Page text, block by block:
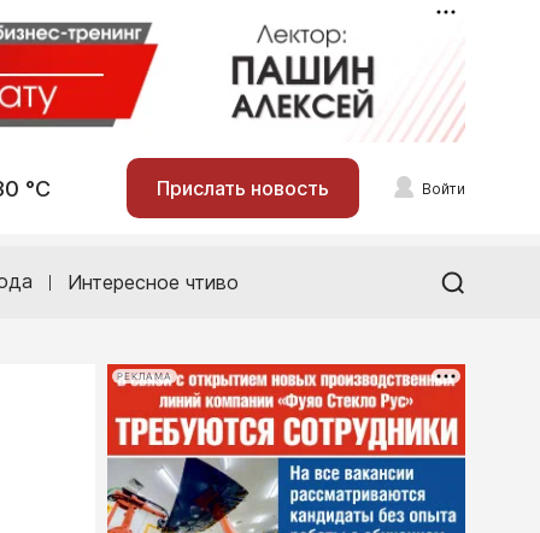
°С Прислать новость Войти
Интересное чтиво
РЕКЛАМА